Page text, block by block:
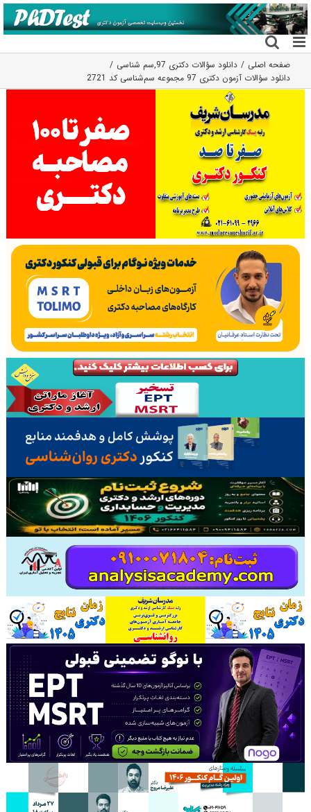
رفتن
به
محتوا
صفحه اصلی دانلود سؤالات دکتری 97 ,سم شناسی
دانلود سؤالات آزمون دکتری 97 مجموعه سم‌شناسی کد 2721